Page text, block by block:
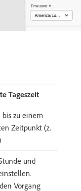
Tageszeit
zu einem
Zeitpunkt (z.
und
Vorgang